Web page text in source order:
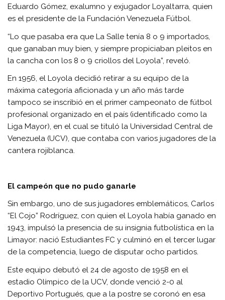
Eduardo Gómez, exalumno y exjugador Loyaltarra, quien
es el presidente de la Fundación Venezuela Fútbol.
“Lo que pasaba era que La Salle tenía 8 o 9 importados,
que ganaban muy bien, y siempre propiciaban pleitos en
la cancha con los 8 o 9 criollos del Loyola”, reveló.
En 1956, el Loyola decidió retirar a su equipo de la
máxima categoría aficionada y un año más tarde
tampoco se inscribió en el primer campeonato de fútbol
profesional organizado en el país (identificado como la
Liga Mayor), en el cual se tituló la Universidad Central de
Venezuela (UCV), que contaba con varios jugadores de la
cantera rojiblanca.
El campeón que no pudo ganarle
Sin embargo, uno de sus jugadores emblemáticos, Carlos
“El Cojo” Rodríguez, con quien el Loyola había ganado en
1943, impulsó la presencia de su insignia futbolística en la
Limayor: nació Estudiantes FC y culminó en el tercer lugar
de la competencia, luego de disputar ocho partidos.
Este equipo debutó el 24 de agosto de 1958 en el
estadio Olímpico de la UCV, donde venció 2-0 al
Deportivo Portugués, que a la postre se coronó en esa